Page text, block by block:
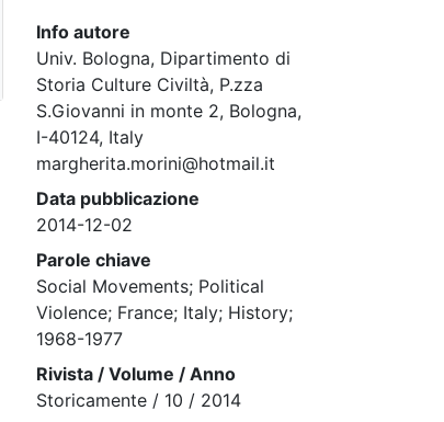
Info autore
Univ. Bologna, Dipartimento di
Storia Culture Civiltà, P.zza
S.Giovanni in monte 2, Bologna,
I-40124, Italy
margherita.morini@hotmail.it
Data pubblicazione
2014-12-02
Parole chiave
Social Movements; Political
Violence; France; Italy; History;
1968-1977
Rivista / Volume / Anno
Storicamente / 10 / 2014